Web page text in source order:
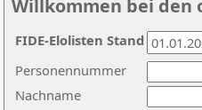
Willkommen bei den
Nachname
Personennummer
FIDE-Elolisten Stand